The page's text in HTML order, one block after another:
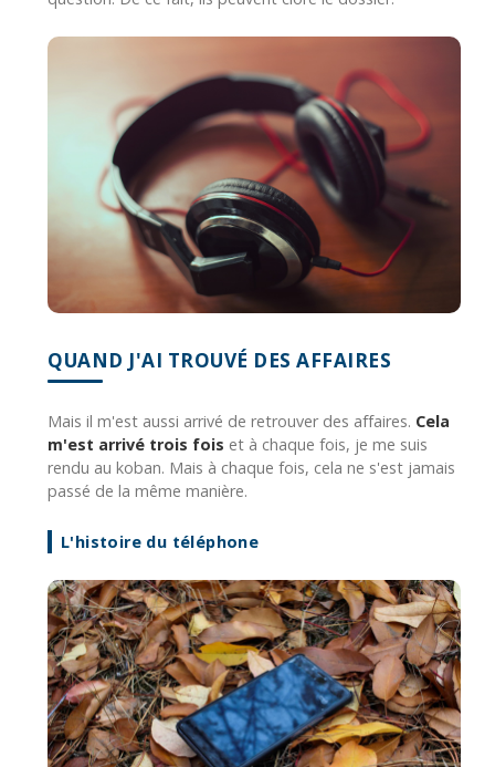
QUAND J'AI TROUVÉ DES AFFAIRES
Mais il m'est aussi arrivé de retrouver des affaires. Cela
m'est arrivé trois fois et à chaque fois, je me suis
rendu au koban. Mais à chaque fois, cela ne s'est jamais
passé de la même manière.
L'histoire du téléphone